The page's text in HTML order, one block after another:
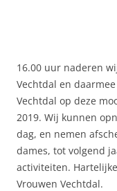
16.00 uur naderen
Vechtdal en
Vechtdal op deze
2019. Wij kunnen
dag, en nemen
dames, tot volgend
activiteiten.
Vrouwen Vechtdal.